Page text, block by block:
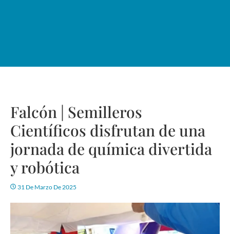
Falcón | Semilleros
Científicos disfrutan de una
jornada de química divertida
y robótica
31 De Marzo De 2025